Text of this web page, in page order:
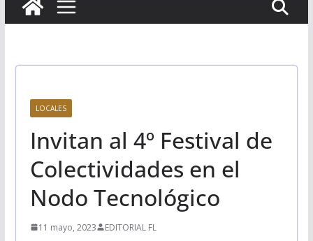
LOCALES
Invitan al 4º Festival de
Colectividades en el
Nodo Tecnológico
11 mayo, 2023 EDITORIAL FL